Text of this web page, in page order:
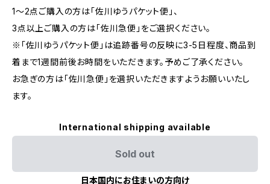
1～2点ご購入の方は「佐川ゆうパケット便」、
3点以上ご購入の方は「佐川急便」をご選択ください。
※「佐川ゆうパケット便」は追跡番号の反映に3-5日程度、商品到
着まで1週間前後お時間をいただきます。予めご了承ください。
お急ぎの方は「佐川急便」を選択いただきますようお願いいたし
ます。
International shipping available
Sold out
日本国内にお住まいの方向け